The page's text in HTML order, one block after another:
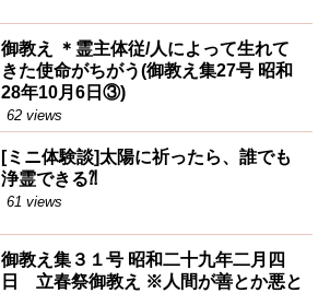
御教え ＊霊主体従/人によって生れて
きた使命がちがう(御教え集27号 昭和
28年10月6日③)
62 views
[ミニ体験談]太陽に祈ったら、誰でも
浄霊できる⁈
61 views
御教え集３１号 昭和二十九年二月四
日 立春祭御教え ※人間が善とか悪と